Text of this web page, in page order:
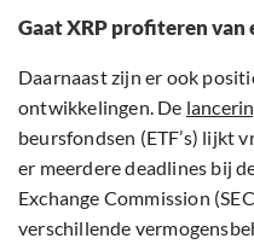
Gaat XRP profiteren van
Daarnaast zijn er ook
ontwikkelingen. De
beursfondsen (ETF’s) lijkt
er meerdere deadlines bij
Exchange Commission
verschillende